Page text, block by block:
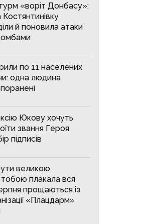
«воріт Донбасу»:
й поновила атаки
по 11 населених
одна людина
Юкову хочуть
звання Героя
підписів
великою
плакала вся
прощаються із
«Плацдарм»